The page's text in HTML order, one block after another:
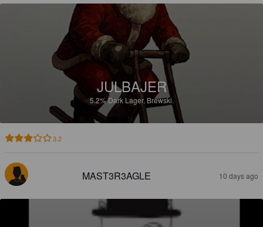
JULBAJER
5.2%Dark Lager. Brewski.
3.2
MAST3R3AGLE 10 days ago